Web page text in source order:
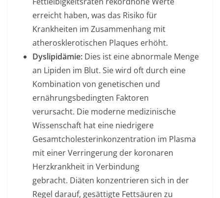
erreicht haben, was das Risiko für
Krankheiten im Zusammenhang mit
atherosklerotischen Plaques erhöht.
Dyslipidämie: Dies ist eine abnormale Menge
an Lipiden im Blut. Sie wird oft durch eine
Kombination von genetischen und
ernährungsbedingten Faktoren
verursacht. Die moderne medizinische
Wissenschaft hat eine niedrigere
Gesamtcholesterinkonzentration im Plasma
mit einer Verringerung der koronaren
Herzkrankheit in Verbindung
gebracht. Diäten konzentrieren sich in der
Regel darauf, gesättigte Fettsäuren zu